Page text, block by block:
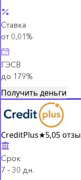
Ставка
от 0,01%
ГЭСВ
до 179%
Получить деньги
CreditPlus★5,05
Срок
7 – 30 дн.